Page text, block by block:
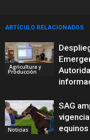
ARTÍCULO RELACIONADOS
Agricultura y
Producción
Noticias
SAG
equinos